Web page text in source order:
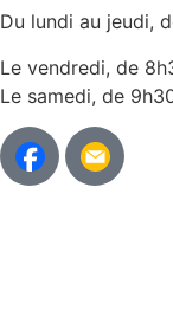
Du lundi au jeudi,
Le vendredi, de
Le samedi, de